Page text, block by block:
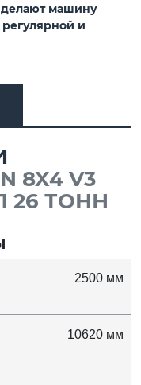
делают машину
и
8X4 V3
26 ТОНН
2500 мм
10620 мм